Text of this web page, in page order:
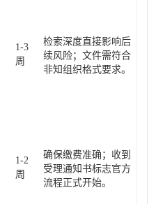
1-3
周
检索深度直接影响后
续风险；文件需符合
非知组织格式要求。
1-2
周
确保缴费准确；收到
受理通知书标志官方
流程正式开始。